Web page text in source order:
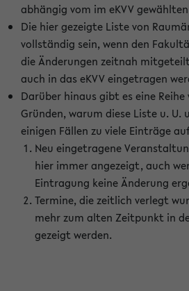
abhängig vom im eKVV
Die hier gezeigte Liste von
vollständig sein, wenn den
die Änderungen zeitnah
auch in das eKVV eingetragen
Darüber hinaus gibt es eine
Gründen, warum diese Liste u. U.
einigen Fällen zu viele Einträge
Neu eingetragene
hier immer angezeigt, auch
Eintragung keine Änderung
Termine, die zeitlich verlegt
mehr zum alten Zeitpunkt in
gezeigt werden.